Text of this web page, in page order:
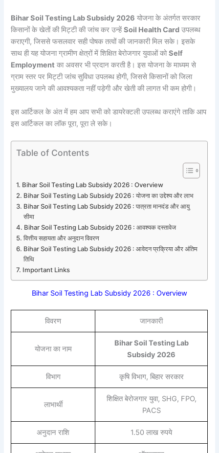
Bihar Soil Testing Lab Subsidy 2026 योजना के अंतर्गत सरकार
किसानों के खेतों की मिट्टी की जांच कर उन्हेंSoil Health Card उपलब्ध
कराएगी, जिससे फसलवार सही पोषक तत्वों की जानकारी मिल सके। इसके
साथ ही यह योजना ग्रामीण क्षेत्रों में शिक्षित बेरोजगार युवाओं कोSelf
Employment का अवसर भी प्रदान करती है। इस योजना के माध्यम से
ग्राम स्तर पर मिट्टी जांच सुविधा उपलब्ध होगी, जिससे किसानों को जिला
मुख्यालय जाने की आवश्यकता नहीं पड़ेगी और खेती की लागत भी कम होगी।
इस आर्टिकल के अंत में हम आप सभी को डायरेक्टली उपलब्ध कराएंगे ताकि आप
इस आर्टिकल का लॉक पूरा, पूरा ले सके।
Table of Contents
Bihar Soil Testing Lab Subsidy 2026 : Overview
Bihar Soil Testing Lab Subsidy 2026 : योजना का उद्देश्य और लाभ
Bihar Soil Testing Lab Subsidy 2026 : पात्रता मानदंड और आयु
सीमा
Bihar Soil Testing Lab Subsidy 2026 : आवश्यक दस्तावेज
वित्तीय सहायता और अनुदान विवरण
Bihar Soil Testing Lab Subsidy 2026 : आवेदन प्रक्रिया और अंतिम
तिथि
Important Links
Bihar Soil Testing Lab Subsidy 2026 : Overview
विवरण जानकारी
योजना का नाम
Bihar Soil Testing Lab
Subsidy 2026
विभाग कृषि विभाग, बिहार सरकार
लाभार्थी
शिक्षित बेरोजगार युवा, SHG, FPO,
PACS
अनुदान राशि 1.50 लाख रुपये